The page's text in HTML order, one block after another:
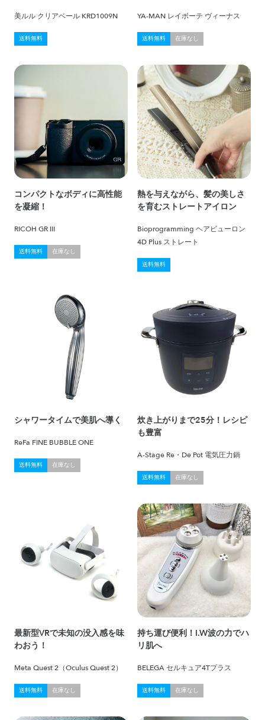
美ルル クリアベール KRD1009N
送料無料
YA-MAN レイボーテ ヴィーナス
送料無料 在庫なし
コンパクトなボディに高性能
を凝縮！
RICOH GR III
送料無料 在庫なし
熱を与えながら、髪の美しさ
を育むストレートアイロン
Bioprogramming ヘアビューロン
4D Plus ストレート
送料無料
シャワータイムで美肌へ導く
ReFa FINE BUBBLE ONE
送料無料 在庫なし
炊き上がりまで25分！レシピ
も豊富
A-Stage Re・De Pot 電気圧力鍋
送料無料 在庫なし
最新型VRで未知の没入感を味
わおう！
Meta Quest 2（Oculus Quest 2）
送料無料 在庫なし
持ち運び便利！I.W波の力でハ
リ肌へ
BELEGA セルキュア4Tプラス
送料無料 在庫なし